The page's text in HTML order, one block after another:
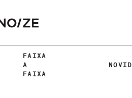
FAIXA
A
FAIXA